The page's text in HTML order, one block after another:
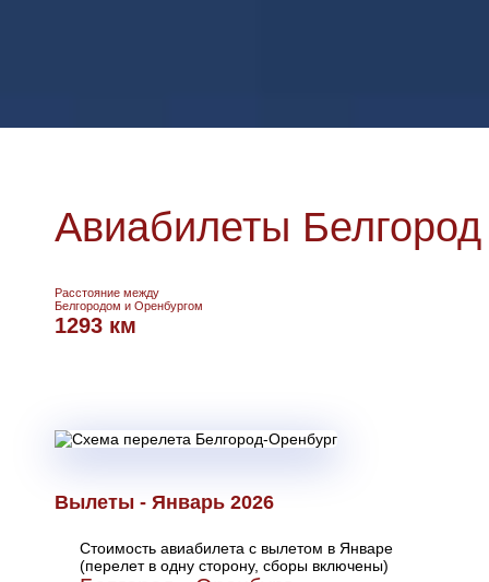
Авиабилеты
Расстояние между
Белгородом и Оренбургом
1293 км
Вылеты - Январь 2026
Стоимость авиабилета с вылетом в Январе
(перелет в одну сторону, сборы включены)